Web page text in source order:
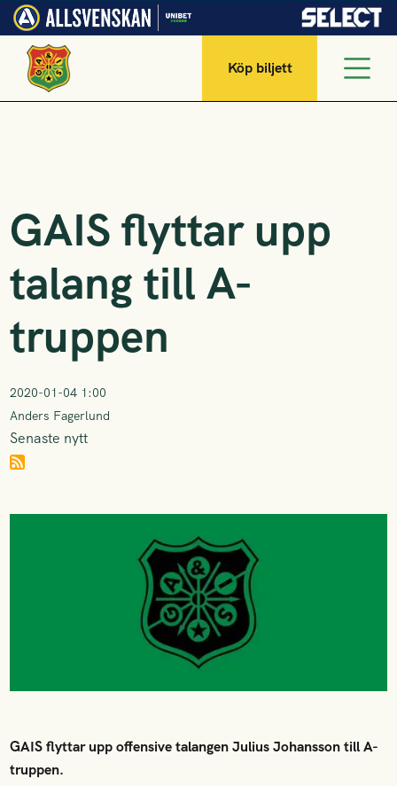
Köp biljett
GAIS flyttar upp
talang till A-
truppen
2020-01-04 1:00
Anders Fagerlund
Senaste nytt
GAIS flyttar upp offensive talangen Julius Johansson till A-
truppen.